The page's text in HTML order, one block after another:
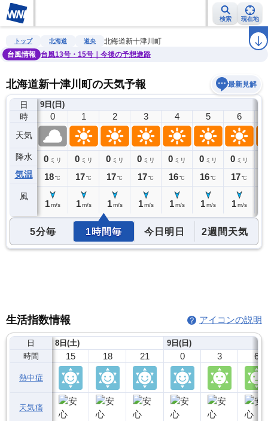
検索 現在地
雨雲レーダー 台風情報 地震情報 警報・注意報 ラ
トップ 北海道 道央
北海道新十津川町
台風情報
台風13号・15号｜今後の予想進路
北海道新十津川町の天気予報 最新見解
日
時
天気
降水
気温
風
8日(土)
23
0ミリ
19℃
9日(日)
0
0 ミリ
18℃
1 m/s
1
0 ミリ
17℃
1 m/s
2
0 ミリ
17℃
1 m/s
3
0 ミリ
17℃
1 m/s
4
0 ミリ
16℃
1 m/s
5
0 ミリ
16℃
1 m/s
6
0 ミリ
17℃
1 m/s
5分毎 1時間毎 今日明日 2週間天気
生活指数情報 アイコンの説明
日
時間
熱中症
天気痛
8日(土)
15 18 21
9日(日)
0 3 6